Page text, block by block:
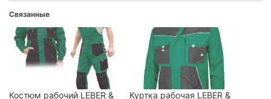
Связанные
Костюм рабочий LEBER &
Куртка рабочая LEBER &